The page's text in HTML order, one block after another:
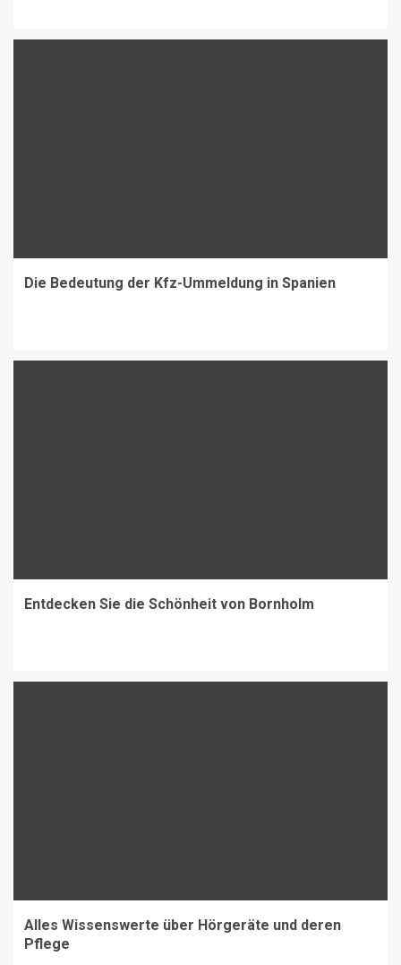
Die Bedeutung der Kfz-Ummeldung in Spanien
Entdecken Sie die Schönheit von Bornholm
Alles Wissenswerte über Hörgeräte und deren
Pflege